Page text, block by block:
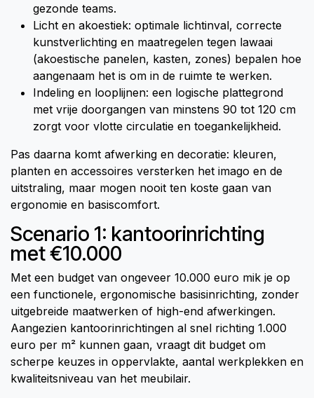
gezonde teams.
Licht en akoestiek: optimale lichtinval, correcte
kunstverlichting en maatregelen tegen lawaai
(akoestische panelen, kasten, zones) bepalen hoe
aangenaam het is om in de ruimte te werken.
Indeling en looplijnen: een logische plattegrond
met vrije doorgangen van minstens 90 tot 120 cm
zorgt voor vlotte circulatie en toegankelijkheid.
Pas daarna komt afwerking en decoratie: kleuren,
planten en accessoires versterken het imago en de
uitstraling, maar mogen nooit ten koste gaan van
ergonomie en basiscomfort.
Scenario 1: kantoorinrichting
met €10.000
Met een budget van ongeveer 10.000 euro mik je op
een functionele, ergonomische basisinrichting, zonder
uitgebreide maatwerken of high-end afwerkingen.
Aangezien kantoorinrichtingen al snel richting 1.000
euro per m² kunnen gaan, vraagt dit budget om
scherpe keuzes in oppervlakte, aantal werkplekken en
kwaliteitsniveau van het meubilair.